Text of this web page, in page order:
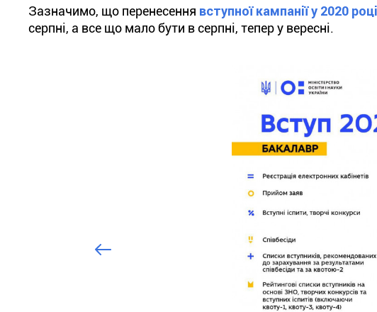
Зазначимо, що перенесення вступної кампанії у 2020 році
серпні, а все що мало бути в серпні, тепер у вересні.